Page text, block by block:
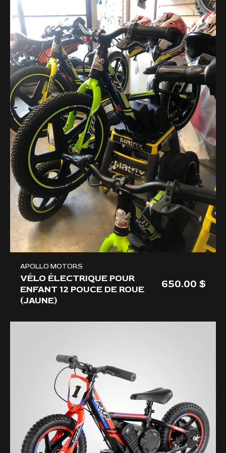
L'ENTREPRISE
NOUS JOINDRE
APOLLO MOTORS
VÉLO ÉLECTRIQUE POUR
ENFANT 12 POUCE DE ROUE
(JAUNE)
650.00